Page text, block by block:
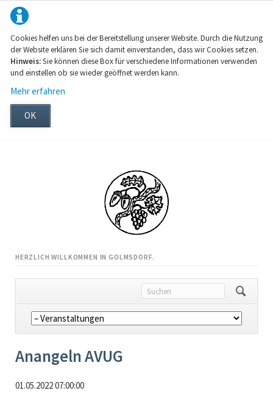
Cookies helfen uns bei der Bereitstellung unserer Website. Durch die Nutzung
der Website erklären Sie sich damit einverstanden, dass wir Cookies setzen.
Hinweis:Sie können diese Box für verschiedene Informationen verwenden
und einstellen ob sie wieder geöffnet werden kann.
Mehr erfahren
OK
HERZLICH WILLKOMMEN IN GOLMSDORF.
Navigation
überspringen
Anangeln AVUG
01.05.2022 07:00:00